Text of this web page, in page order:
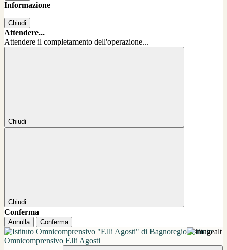
Informazione
Chiudi
Attendere...
Attendere il completamento dell'operazione...
Chiudi
Chiudi
Conferma
Annulla Conferma
Istituto
Omnicomprensivo F.lli Agosti